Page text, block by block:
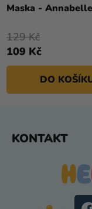
Maska - Annabelle
109 Kč
129 Kč
DO
KONTAKT